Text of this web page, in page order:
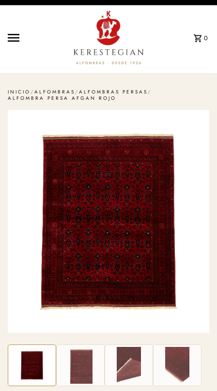
0
INICIO / ALFOMBRAS / ALFOMBRAS PERSAS /
ALFOMBRA PERSA AFGAN ROJO